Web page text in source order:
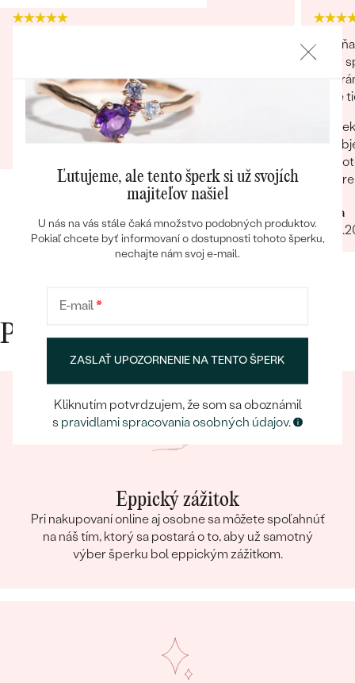
Bestsellery
OBJAVIŤ
handrička, poďakovanie... Sú to maličkosti ale
pôsobí na mna ako zákazníka príjemne.
17.11.2023
Za
tovar
na
ktoré
Mária
Prečo nakupovať v Eppi
Eppický zážitok
Pri nakupovaní online aj osobne sa môžete spoľahnúť
na náš tím, ktorý sa postará o to, aby už samotný
výber šperku bol eppickým zážitkom.
Ľutujeme, ale tento šperk si už svojích
majiteľov našiel
U nás na vás stále čaká množstvo podobných produktov.
Pokiaľ chcete byť informovaní o dostupnosti tohoto šperku,
nechajte nám svoj e-mail.
E-mail*
ZASLAŤ UPOZORNENIE NA TENTO ŠPERK
Kliknutím potvrdzujem, že som sa oboznámil
s pravidlami spracovania osobných údajov.